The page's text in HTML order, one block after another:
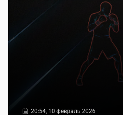
20:54, 10 февраль 2026